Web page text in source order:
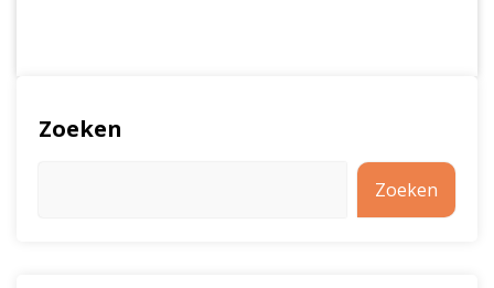
Zoeken
Zoeken